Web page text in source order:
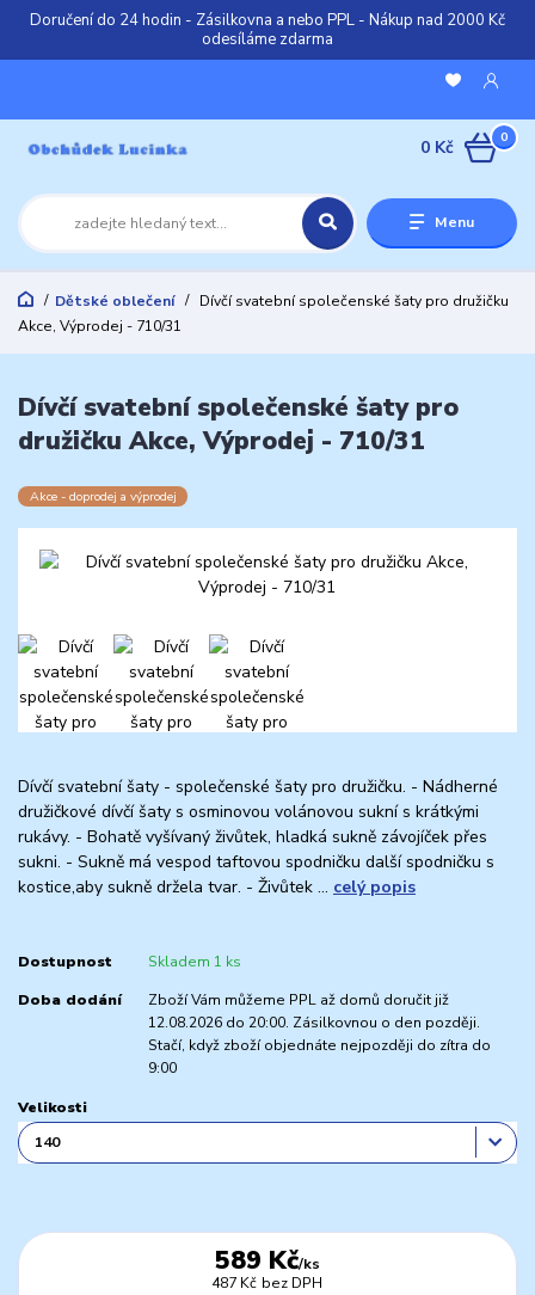
Doručení do 24 hodin - Zásilkovna a nebo PPL - Nákup nad 2000 Kč
odesíláme zdarma
Menu
0
0 Kč
Dětské oblečení
Dívčí svatební společenské šaty pro družičku
Akce, Výprodej - 710/31
Dívčí svatební společenské šaty pro
družičku Akce, Výprodej - 710/31
Akce - doprodej a výprodej
Dívčí svatební šaty - společenské šaty pro družičku. - Nádherné
družičkové dívčí šaty s osminovou volánovou sukní s krátkými
rukávy. - Bohatě vyšívaný živůtek, hladká sukně závojíček přes
sukni. - Sukně má vespod taftovou spodničku další spodničku s
kostice,aby sukně držela tvar. - Živůtek ... celý popis
Dostupnost Skladem 1 ks
Doba dodání
Zboží Vám můžeme PPL až domů doručit již
12.08.2026 do 20:00. Zásilkovnou o den později.
Stačí, když zboží objednáte nejpozději do zítra do
9:00
Velikosti
589 Kč/ks
487 Kč bez DPH